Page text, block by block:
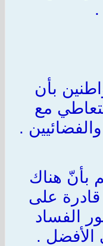
.
بأن
مع
.
بأنّ هناك
على
الفساد
الأفضل .